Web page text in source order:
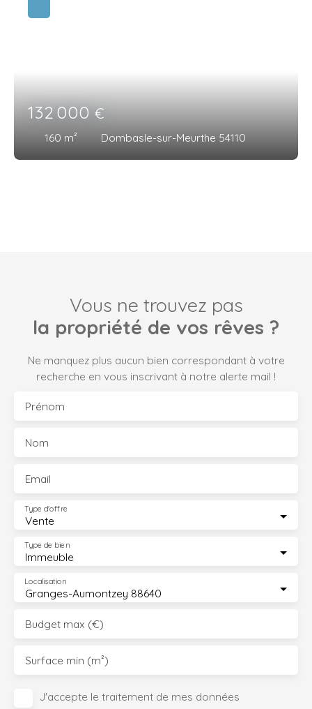
132 000€
160 m² Dombasle-sur-Meurthe 54110
Vous ne trouvez pas
la propriété de vos rêves ?
Ne manquez plus aucun bien correspondant à votre
recherche en vous inscrivant à notre alerte mail !
Prénom
Nom
Email
Vente
Type d'offre
Immeuble
Type de bien
Granges-Aumontzey 88640
Localisation
Budget max (€)
Surface min (m²)
J'accepte le traitement de mes données